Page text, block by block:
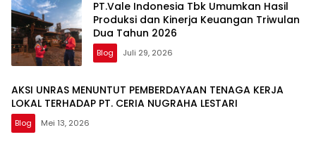
PT.Vale Indonesia Tbk Umumkan Hasil
Produksi dan Kinerja Keuangan Triwulan
Dua Tahun 2026
Blog Juli 29, 2026
AKSI UNRAS MENUNTUT PEMBERDAYAAN TENAGA KERJA
LOKAL TERHADAP PT. CERIA NUGRAHA LESTARI
Blog Mei 13, 2026